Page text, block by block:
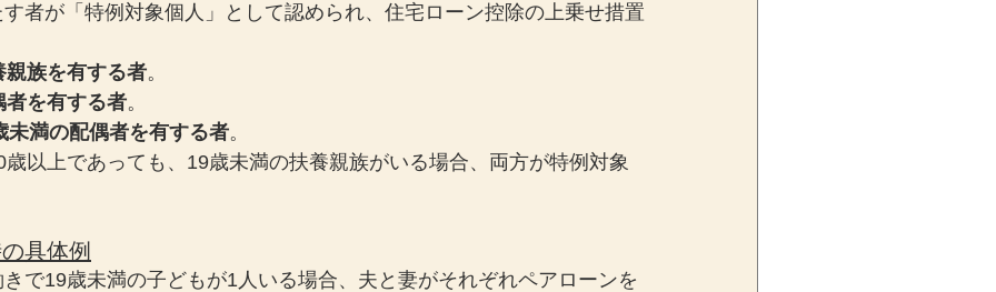
者が「特例対象個人」として認められ、住宅ローン控除の上乗せ措置
族を有する者。
者を有する者。
未満の配偶者を有する者。
以上であっても、19歳未満の扶養親族がいる場合、両方が特例対象
具体例
で19歳未満の子どもが1人いる場合、夫と妻がそれぞれペアローンを